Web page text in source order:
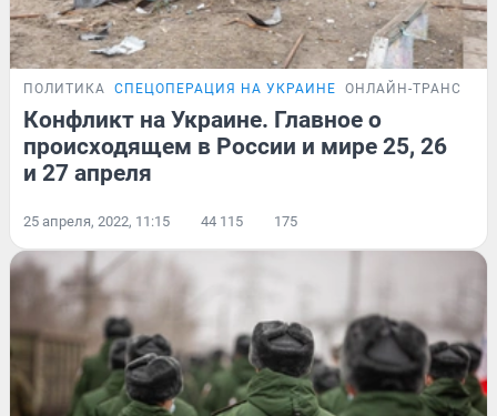
ПОЛИТИКА СПЕЦОПЕРАЦИЯ НА УКРАИНЕ ОНЛАЙН-
Конфликт на Украине. Главное о
происходящем в России и мире 25, 26
и 27 апреля
25 апреля, 2022, 11:15 44 115 175